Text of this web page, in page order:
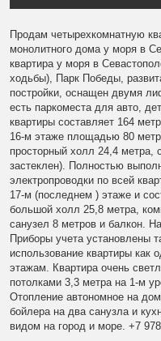
Продам четырехкомнатную
монолитного дома у моря в
квартира у моря в
ходьбы), Парк Победы,
постройки, оснащен двумя
есть паркоместа для авто,
квартиры составляет 164
16-м этаже площадью 80
просторный холл 24,4 метра,
застеклен). Полностью
электропроводки по всей
17-м (последнем ) этаже и
большой холл 25,8 метра,
санузел 8 метров и балкон.
Приборы учета установлены
использование квартиры как
этажам. Квартира очень
потолками 3,3 метра на 1-м
Отопление автономное на
бойлера на два санузла и
видом на город и море. +7